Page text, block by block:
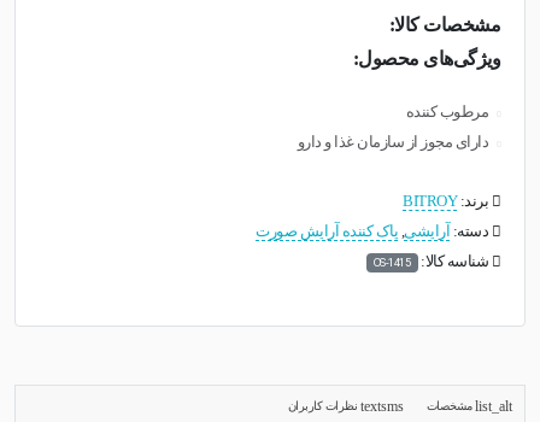
مشخصات کالا:
ویژگی‌های محصول:
مرطوب کننده
دارای مجوز از سازمان غذا و دارو
برند:BITROY
دسته: آرایشی, پاک کننده آرایش صورت
شناسه کالا: OS-1415
مشخصات نظرات کاربران